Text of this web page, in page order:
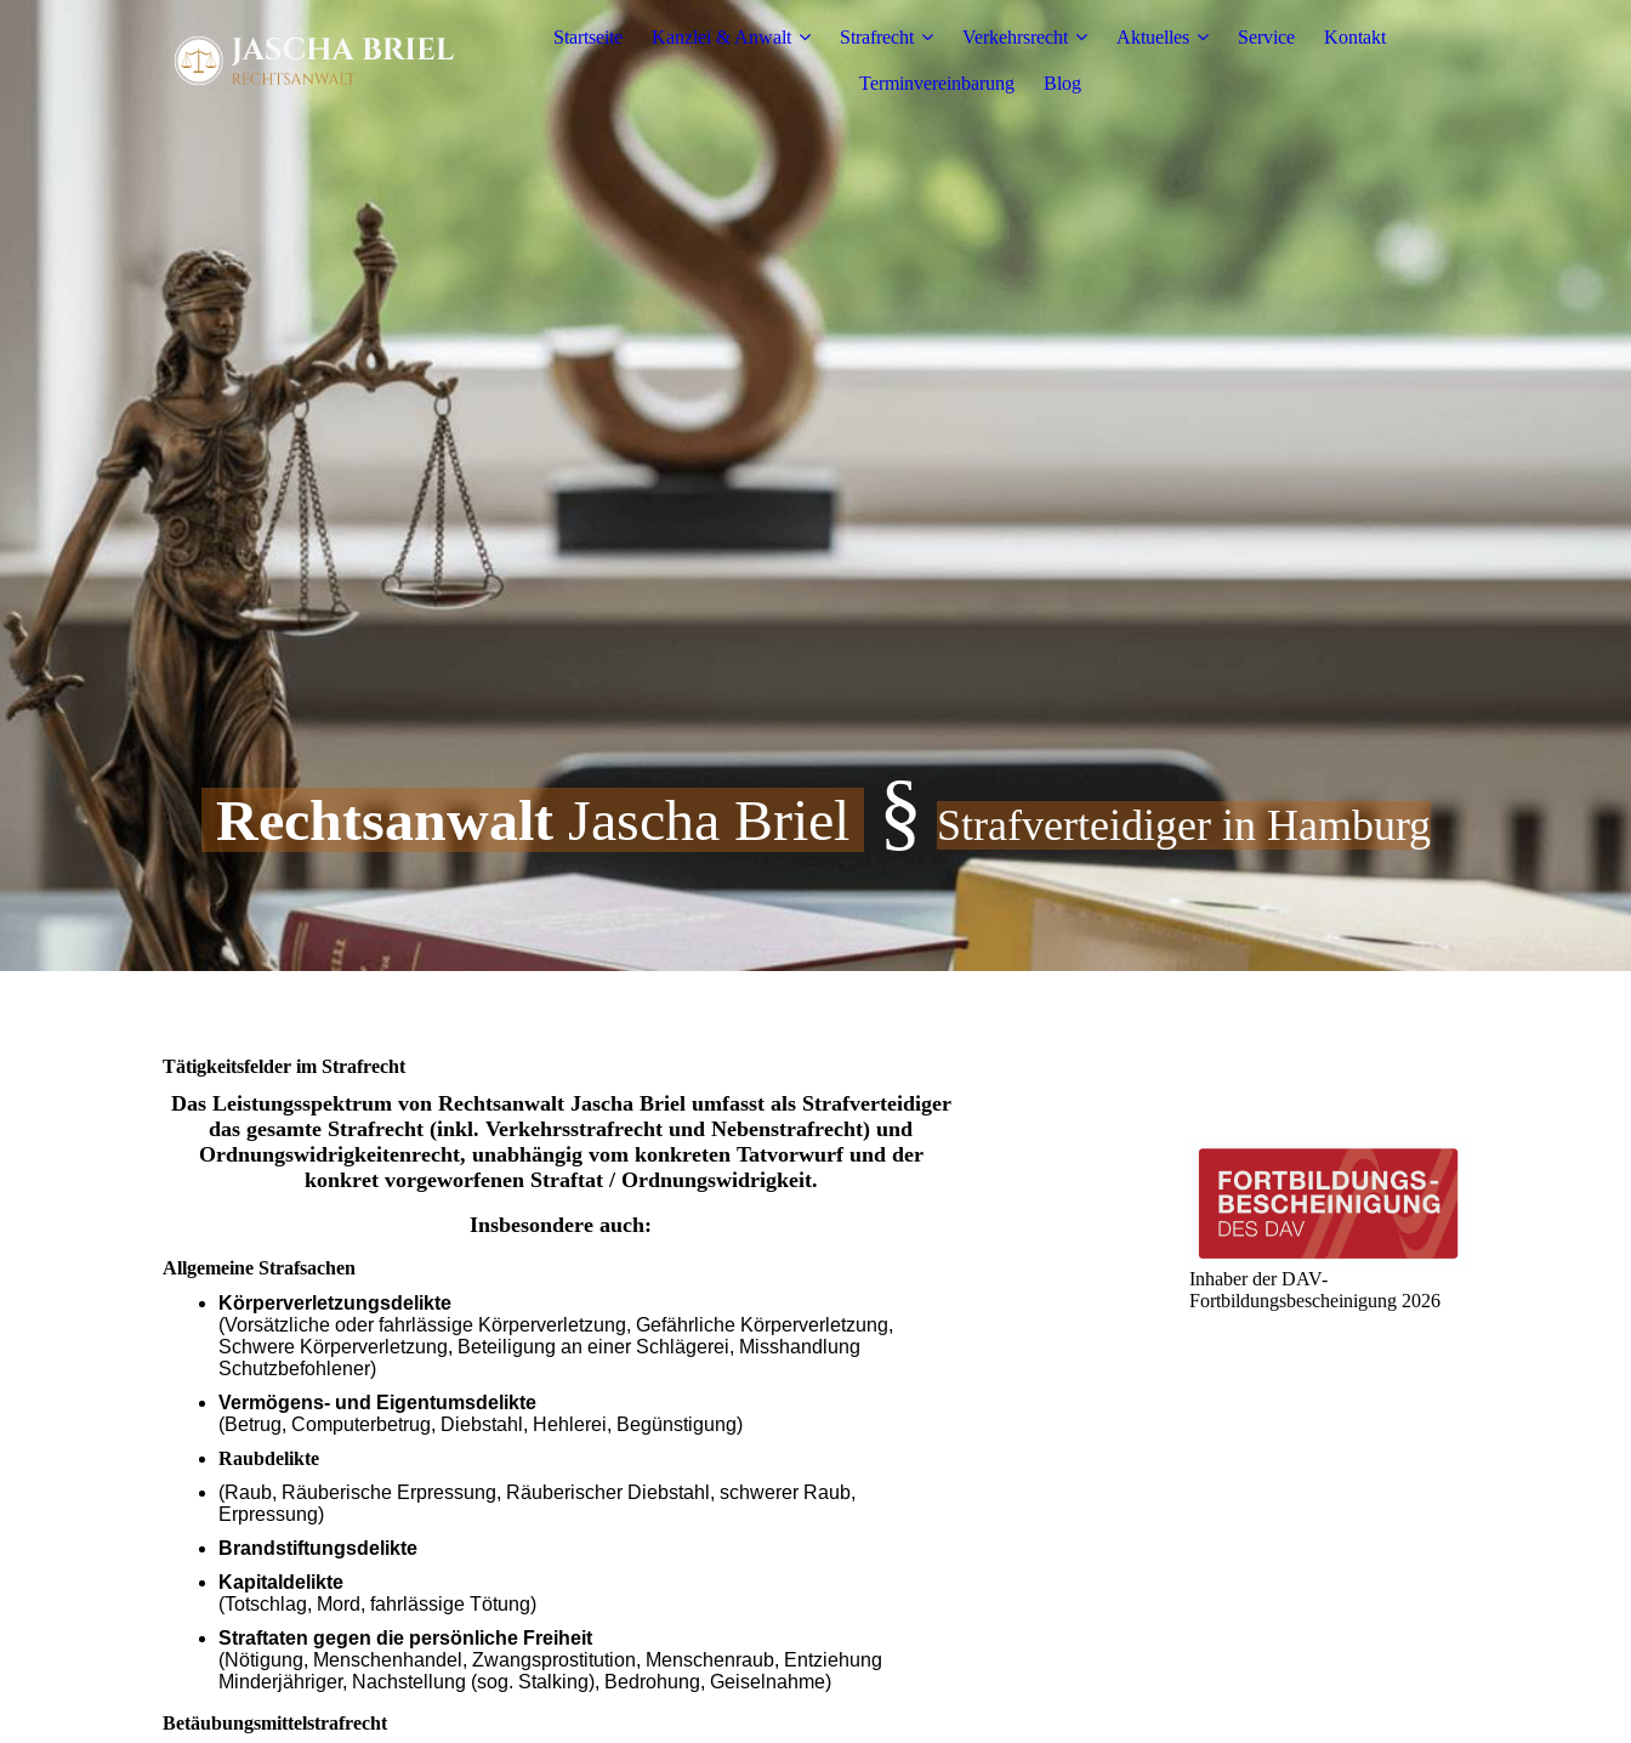
Startseite Kanzlei & Anwalt Strafrecht Verkehrsrecht Aktuelles Service Kontakt
Terminvereinbarung Blog
Rechtsanwalt Jascha Briel § Strafverteidiger in Hamburg
Tätigkeitsfelder im Strafrecht
Das Leistungsspektrum von Rechtsanwalt Jascha Briel umfasst als Strafverteidiger
das gesamte Strafrecht (inkl. Verkehrsstrafrecht und Nebenstrafrecht) und
Ordnungswidrigkeitenrecht, unabhängig vom konkreten Tatvorwurf und der
konkret vorgeworfenen Straftat / Ordnungswidrigkeit.
Insbesondere auch:
Allgemeine Strafsachen
Körperverletzungsdelikte
(Vorsätzliche oder fahrlässige Körperverletzung, Gefährliche Körperverletzung,
Schwere Körperverletzung, Beteiligung an einer Schlägerei, Misshandlung
Schutzbefohlener)
Vermögens- und Eigentumsdelikte
(Betrug, Computerbetrug, Diebstahl, Hehlerei, Begünstigung)
Raubdelikte
(Raub, Räuberische Erpressung, Räuberischer Diebstahl, schwerer Raub,
Erpressung)
Brandstiftungsdelikte
Kapitaldelikte
(Totschlag, Mord, fahrlässige Tötung)
Straftaten gegen die persönliche Freiheit
(Nötigung, Menschenhandel, Zwangsprostitution, Menschenraub, Entziehung
Minderjähriger, Nachstellung (sog. Stalking), Bedrohung, Geiselnahme)
Betäubungsmittelstrafrecht
Inhaber der DAV-
Fortbildungsbescheinigung 2026